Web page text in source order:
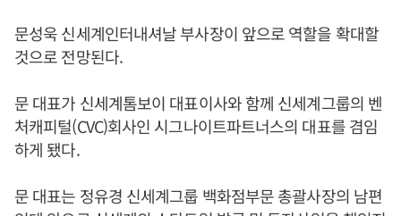
문성욱 신세계인터내셔날 부사장이 앞으로 역할을 확대할
것으로 전망된다.
문 대표가 신세계톰보이 대표이사와 함께 신세계그룹의 벤
처캐피털(CVC)회사인 시그나이트파트너스의 대표를 겸임
하게 됐다.
문 대표는 정유경 신세계그룹 백화점부문 총괄사장의 남편